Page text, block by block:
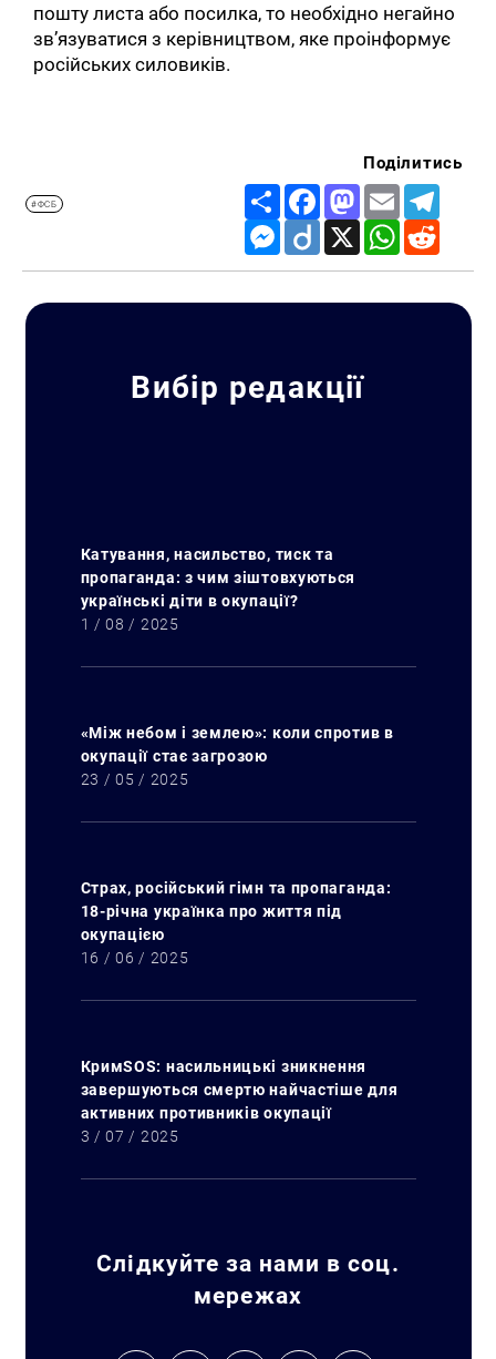
Пошук за запитом:
пошту листа або посилка, то необхідно негайно
зв’язуватися з керівництвом, яке проінформує
російських силовиків.
#ФСБ
Поділитись
Share FacebookMastodon
Email
Messenger
Diigo X WhatsApp
Вибір редакції
Катування, насильство, тиск та
пропаганда: з чим зіштовхуються
українські діти в окупації?
1 / 08 / 2025
«Між небом і землею»: коли спротив в
окупації стає загрозою
23 / 05 / 2025
Страх, російський гімн та пропаганда:
18-річна українка про життя під
окупацією
16 / 06 / 2025
КримSOS: насильницькі зникнення
завершуються смертю найчастіше для
активних противників окупації
3 / 07 / 2025
Слідкуйте за нами в соц.
мережах